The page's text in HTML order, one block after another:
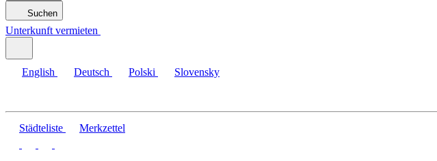
Suchen
Unterkunft vermieten
English Deutsch Polski Slovensky
Städteliste Merkzettel